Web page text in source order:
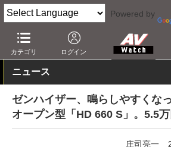
Powered by
カテゴリ ログイン
AV Watch 製品 ヘッドフォン ゼンハ
ニュース
ゼンハイザー、鳴らしやすくな
オープン型「HD 660 S」。5.5万
庄司亮一